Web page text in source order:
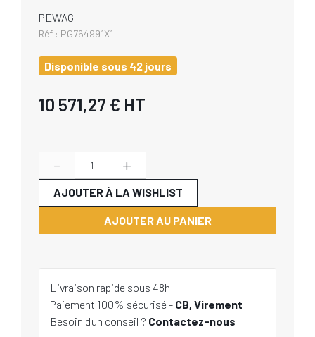
PEWAG
Réf : PG764991X1
Disponible sous 42 jours
10 571,27 € HT
- +
AJOUTER AU PANIER
AJOUTER À LA WISHLIST
Livraison rapide sous 48h
Paiement 100% sécurisé - CB, Virement
Besoin d'un conseil ? Contactez-nous